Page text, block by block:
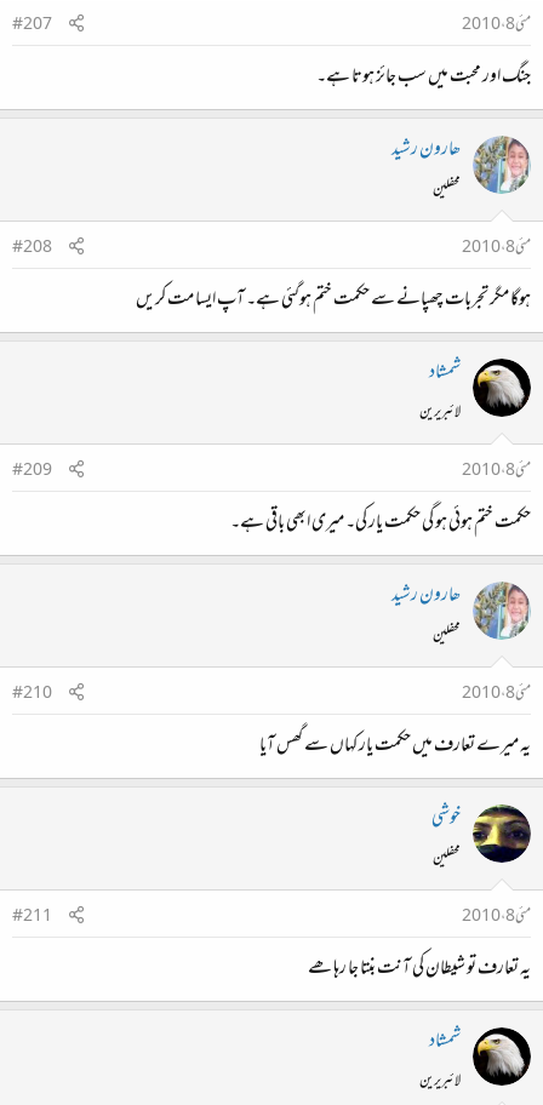
مئی 8، 2010
#207
جنگ اور محبت میں سب جائز ہوتا ہے۔
ھارون رشید
محفلین
مئی 8، 2010
#208
ہوگا مگر تجربات چھپانے سے حکمت ختم ہوگئی ہے۔ آپ ایسا مت کریں
شمشاد
لائبریرین
مئی 8، 2010
#209
حکمت ختم ہوئی ہو گی حکمت یار کی۔ میری ابھی باقی ہے۔
ھارون رشید
محفلین
مئی 8، 2010
#210
یہ میرے تعارف میں حکمت یار کہاں سے گھس آیا
خوشی
محفلین
مئی 8، 2010
#211
یہ تعارف تو شیطان کی آنت بنتا جا رہا ھے
شمشاد
لائبریرین